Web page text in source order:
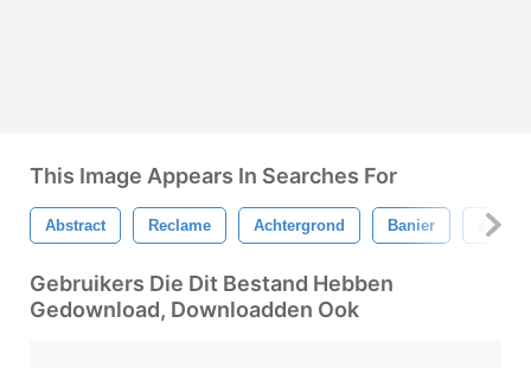
This Image Appears In Searches For
Abstract Reclame Achtergrond Banier Zwart
Gebruikers Die Dit Bestand Hebben
Gedownload, Downloadden Ook